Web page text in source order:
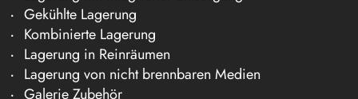
Gekühlte Lagerung
Kombinierte Lagerung
Lagerung in Reinräumen
Lagerung von nicht brennbaren Medien
Galerie Zubehör